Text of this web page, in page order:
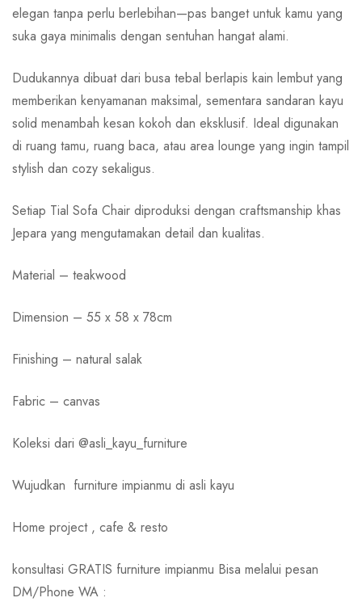
elegan tanpa perlu berlebihan—pas banget untuk kamu yang
suka gaya minimalis dengan sentuhan hangat alami.
Dudukannya dibuat dari busa tebal berlapis kain lembut yang
memberikan kenyamanan maksimal, sementara sandaran kayu
solid menambah kesan kokoh dan eksklusif. Ideal digunakan
di ruang tamu, ruang baca, atau area lounge yang ingin tampil
stylish dan cozy sekaligus.
Setiap Tial Sofa Chair diproduksi dengan craftsmanship khas
Jepara yang mengutamakan detail dan kualitas.
Material – teakwood
Dimension – 55 x 58 x 78cm
Finishing – natural salak
Fabric – canvas
Koleksi dari @asli_kayu_furniture
Wujudkan furniture impianmu di asli kayu
Home project , cafe & resto
konsultasi GRATIS furniture impianmu Bisa melalui pesan
DM/Phone WA :